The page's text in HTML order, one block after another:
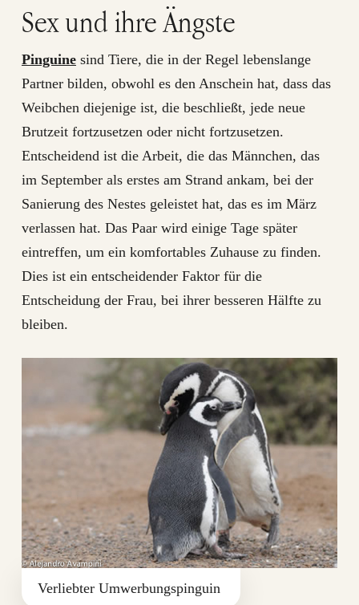
Sex und ihre Ängste
Pinguinesind Tiere, die in der Regel lebenslange
Partner bilden, obwohl es den Anschein hat, dass das
Weibchen diejenige ist, die beschließt, jede neue
Brutzeit fortzusetzen oder nicht fortzusetzen.
Entscheidend ist die Arbeit, die das Männchen, das
im September als erstes am Strand ankam, bei der
Sanierung des Nestes geleistet hat, das es im März
verlassen hat. Das Paar wird einige Tage später
eintreffen, um ein komfortables Zuhause zu finden.
Dies ist ein entscheidender Faktor für die
Entscheidung der Frau, bei ihrer besseren Hälfte zu
bleiben.
Verliebter Umwerbungspinguin